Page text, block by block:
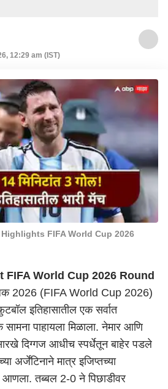
12:29 am (IST)
FIFA World Cup 2026
World Cup 2026 Round
2026 (FIFA World Cup 2026)
इतिहासातील एक सर्वात
पाहायला मिळाला. नेमार आणि
दिग्गज आधीच स्पर्धेतून बाहेर पडले
अर्जेंटिनाने मात्र इजिप्तच्या
आणला. तब्बल 2-0 ने पिछाडीवर